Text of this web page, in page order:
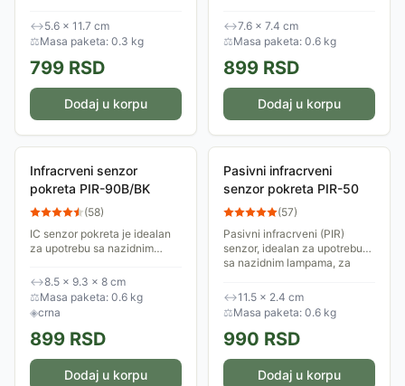
nakon detekcije pokreta u
prostoriji. Ugao detekcije
360°, domet do...
↔5.6 × 11.7 cm
⚖Masa paketa: 0.3 kg
799 RSD
Dodaj u korpu
automatsko uključivanje i
isključivanje svetla u
zatvorenim...
↔7.6 × 7.4 cm
⚖Masa paketa: 0.6 kg
899 RSD
Dodaj u korpu
Infracrveni senzor
pokreta PIR-90B/BK
(58)
IC senzor pokreta je idealan
za upotrebu sa nazidnim
uključivanje i isključivanje
svetla u dvorištima, u ulazima,
na stazama...
↔8.5 × 9.3 × 8 cm
⚖Masa paketa: 0.6 kg
◈crna
899 RSD
Dodaj u korpu
Pasivni infracrveni
senzor pokreta PIR-50
(57)
Pasivni infracrveni (PIR)
senzor, idealan za upotrebu
sa nazidnim lampama, za
isključivanje svetla u
zatvorenim...
↔11.5 × 2.4 cm
⚖Masa paketa: 0.6 kg
990 RSD
Dodaj u korpu